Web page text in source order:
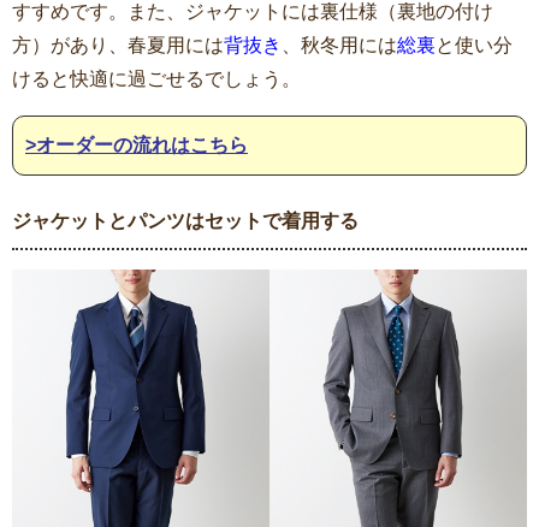
すすめです。また、ジャケットには裏仕様（裏地の付け
方）があり、春夏用には背抜き 、秋冬用には総裏と使い分
けると快適に過ごせるでしょう。
>オーダーの流れはこちら
ジャケットとパンツはセットで着用する